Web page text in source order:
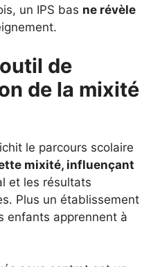
un IPS bas ne révèle
outil de
de la mixité
le parcours scolaire
mixité, influençant
et les résultats
Plus un établissement
enfants apprennent à